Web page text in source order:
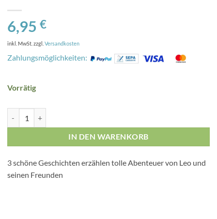
6,95 €
inkl. MwSt. zzgl. Versandkosten
Zahlungsmöglichkeiten:
Vorrätig
IN DEN WARENKORB
3 schöne Geschichten erzählen tolle Abenteuer von Leo und
seinen Freunden